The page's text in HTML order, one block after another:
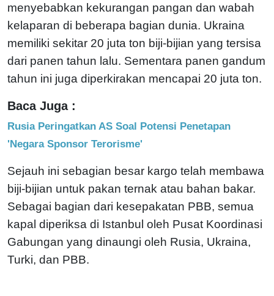
menyebabkan kekurangan pangan dan wabah
kelaparan di beberapa bagian dunia. Ukraina
memiliki sekitar 20 juta ton biji-bijian yang tersisa
dari panen tahun lalu. Sementara panen gandum
tahun ini juga diperkirakan mencapai 20 juta ton.
Baca Juga :
Rusia Peringatkan AS Soal Potensi Penetapan
'Negara Sponsor Terorisme'
Sejauh ini sebagian besar kargo telah membawa
biji-bijian untuk pakan ternak atau bahan bakar.
Sebagai bagian dari kesepakatan PBB, semua
kapal diperiksa di Istanbul oleh Pusat Koordinasi
Gabungan yang dinaungi oleh Rusia, Ukraina,
Turki, dan PBB.